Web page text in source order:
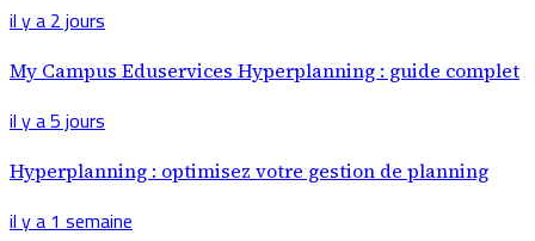
il y a 2 jours
My Campus Eduservices Hyperplanning : guide complet
il y a 5 jours
Hyperplanning : optimisez votre gestion de planning
il y a 1 semaine